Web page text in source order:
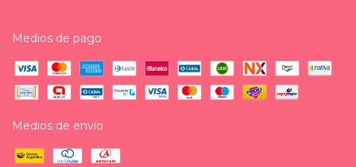
Medios de pago
Medios de envío